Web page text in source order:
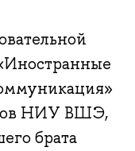
НИУ ВШЭ,
брата